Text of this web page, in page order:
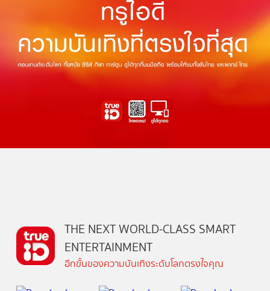
THE NEXT WORLD-CLASS SMART
ENTERTAINMENT
อีกขั้นของความบันเทิงระดับโลกตรงใจคุณ